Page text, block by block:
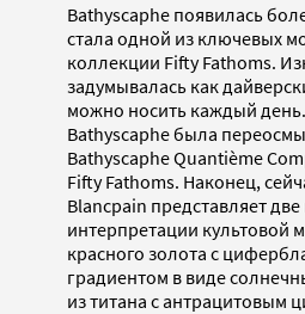
Bathyscaphe появилась
стала одной из ключевых
коллекции Fifty Fathoms.
задумывалась как
можно носить каждый
Bathyscaphe была
Bathyscaphe Quantième
Fifty Fathoms. Наконец,
Blancpain представляет
интерпретации культовой
красного золота с
градиентом в виде
из титана с антрацитовым